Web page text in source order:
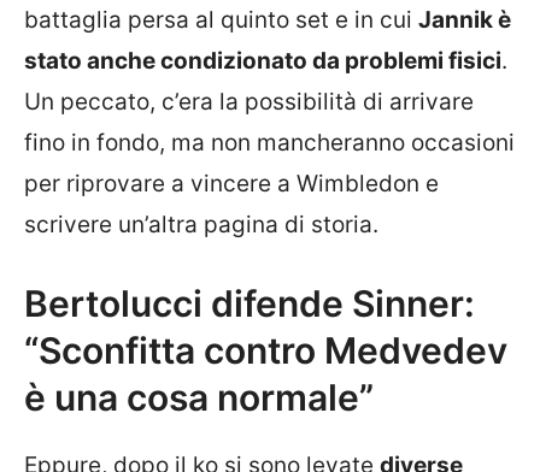
battaglia persa al quinto set e in cui Jannik è
stato anche condizionato da problemi fisici.
Un peccato, c’era la possibilità di arrivare
fino in fondo, ma non mancheranno occasioni
per riprovare a vincere a Wimbledon e
scrivere un’altra pagina di storia.
Bertolucci difende Sinner:
“Sconfitta contro Medvedev
è una cosa normale”
Eppure, dopo il ko si sono levate diverse